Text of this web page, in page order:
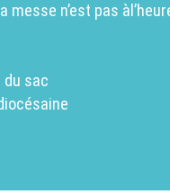
n’est pas
sac